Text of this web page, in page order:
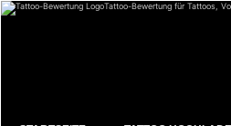
Tattoo-Bewertung für Tattoos,